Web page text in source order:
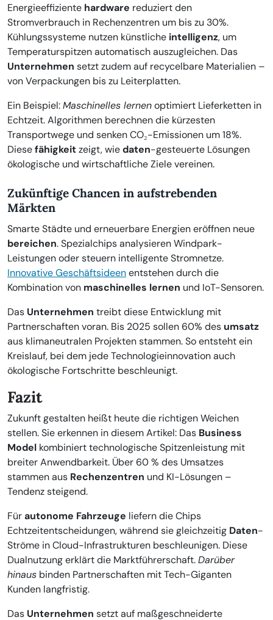
Energieeffiziente hardware reduziert den
Stromverbrauch in Rechenzentren um bis zu 30%.
Kühlungssysteme nutzen künstliche intelligenz, um
Temperaturspitzen automatisch auszugleichen. Das
Unternehmen setzt zudem auf recycelbare Materialien –
von Verpackungen bis zu Leiterplatten.
Ein Beispiel:Maschinelles lernenoptimiert Lieferketten in
Echtzeit. Algorithmen berechnen die kürzesten
Transportwege und senken CO₂-Emissionen um 18%.
Diesefähigkeitzeigt, wiedaten-gesteuerte Lösungen
ökologische und wirtschaftliche Ziele vereinen.
Zukünftige Chancen in aufstrebenden
Märkten
Smarte Städte und erneuerbare Energien eröffnen neue
bereichen. Spezialchips analysieren Windpark-
Leistungen oder steuern intelligente Stromnetze.
Innovative Geschäftsideenentstehen durch die
Kombination von maschinelles lernen und IoT-Sensoren.
Das Unternehmen treibt diese Entwicklung mit
Partnerschaften voran. Bis 2025 sollen 60% des umsatz
aus klimaneutralen Projekten stammen. So entsteht ein
Kreislauf, bei dem jede Technologieinnovation auch
ökologische Fortschritte beschleunigt.
Fazit
Zukunft gestalten heißt heute die richtigen Weichen
stellen. Sie erkennen in diesem Artikel: Das Business
Model kombiniert technologische Spitzenleistung mit
breiter Anwendbarkeit. Über 60 % des Umsatzes
stammen aus Rechenzentren und KI-Lösungen –
Tendenz steigend.
Fürautonome Fahrzeuge liefern die Chips
Echtzeitentscheidungen, während sie gleichzeitig Daten-
Ströme in Cloud-Infrastrukturen beschleunigen. Diese
Dualnutzung erklärt die Marktführerschaft.Darüber
hinaus binden Partnerschaften mit Tech-Giganten
Kunden langfristig.
Das Unternehmen setzt auf maßgeschneiderte